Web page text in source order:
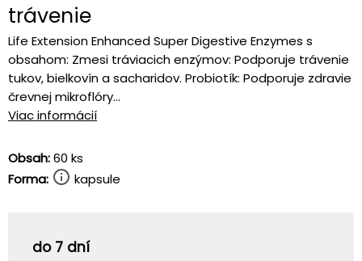
trávenie
Life Extension Enhanced Super Digestive Enzymes s
obsahom: Zmesi tráviacich enzýmov: Podporuje trávenie
tukov, bielkovín a sacharidov. Probiotík: Podporuje zdravie
črevnej mikroflóry...
Viac informácií
Obsah:60 ks
Forma:
kapsule
do 7 dní